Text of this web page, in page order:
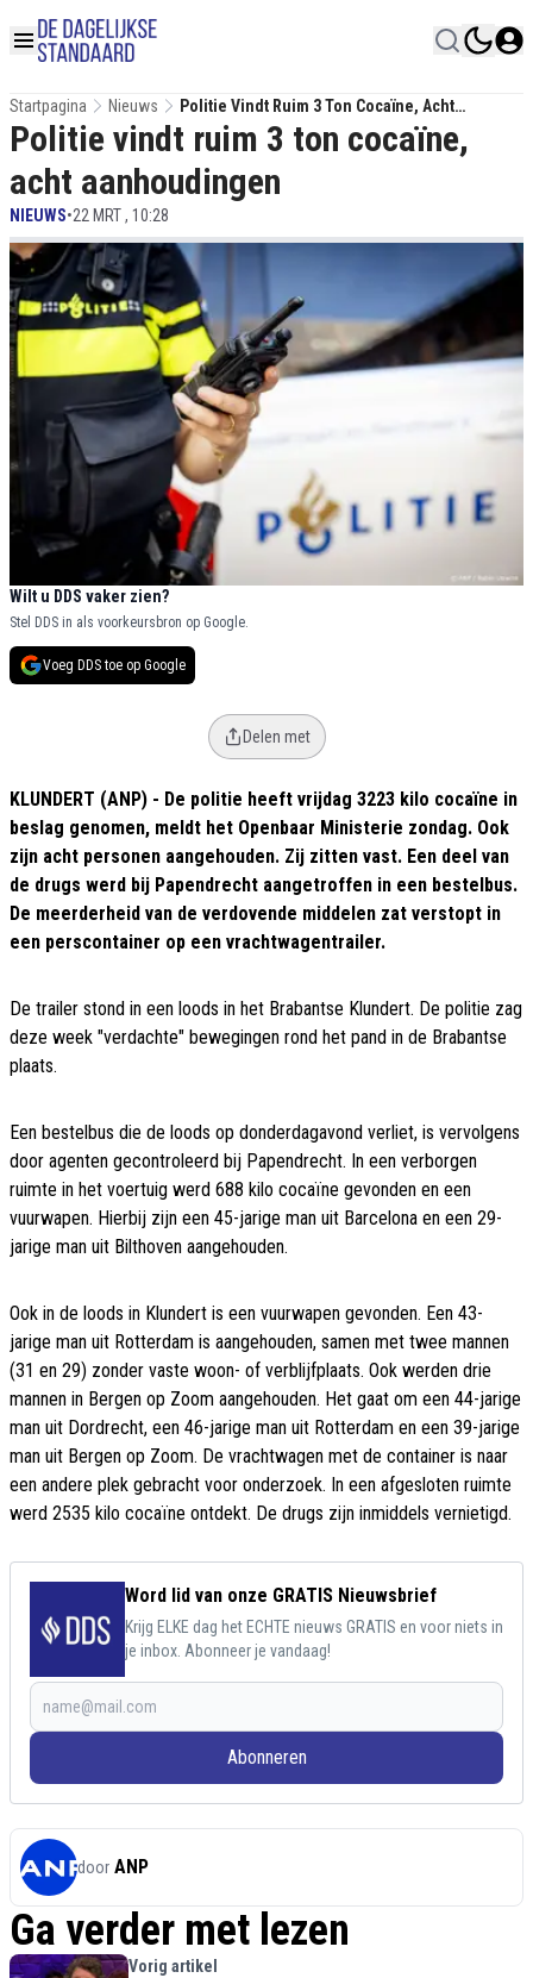
Startpagina Nieuws
Politie Vindt Ruim 3 Ton Cocaïne, Acht
Aanhoudingen
Politie vindt ruim 3 ton cocaïne,
acht aanhoudingen
NIEUWS•22 MRT , 10:28
Wilt u DDS vaker zien?
Stel DDS in als voorkeursbron op Google.
Voeg DDS toe op Google
Delen met
KLUNDERT (ANP) - De politie heeft vrijdag 3223 kilo cocaïne in
beslag genomen, meldt het Openbaar Ministerie zondag. Ook
zijn acht personen aangehouden. Zij zitten vast. Een deel van
de drugs werd bij Papendrecht aangetroffen in een bestelbus.
De meerderheid van de verdovende middelen zat verstopt in
een perscontainer op een vrachtwagentrailer.
De trailer stond in een loods in het Brabantse Klundert. De politie zag
deze week "verdachte" bewegingen rond het pand in de Brabantse
plaats.
Een bestelbus die de loods op donderdagavond verliet, is vervolgens
door agenten gecontroleerd bij Papendrecht. In een verborgen
ruimte in het voertuig werd 688 kilo cocaïne gevonden en een
vuurwapen. Hierbij zijn een 45-jarige man uit Barcelona en een 29-
jarige man uit Bilthoven aangehouden.
Ook in de loods in Klundert is een vuurwapen gevonden. Een 43-
jarige man uit Rotterdam is aangehouden, samen met twee mannen
(31 en 29) zonder vaste woon- of verblijfplaats. Ook werden drie
mannen in Bergen op Zoom aangehouden. Het gaat om een 44-jarige
man uit Dordrecht, een 46-jarige man uit Rotterdam en een 39-jarige
man uit Bergen op Zoom. De vrachtwagen met de container is naar
een andere plek gebracht voor onderzoek. In een afgesloten ruimte
werd 2535 kilo cocaïne ontdekt. De drugs zijn inmiddels vernietigd.
Word lid van onze GRATIS Nieuwsbrief
Krijg ELKE dag het ECHTE nieuws GRATIS en voor niets in
je inbox. Abonneer je vandaag!
Abonneren
door ANP
Ga verder met lezen
Vorig artikel